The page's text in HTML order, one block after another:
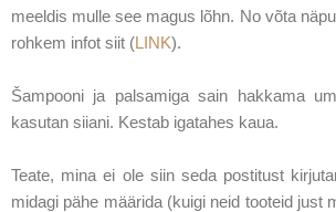
meeldis mulle see magus lõhn. No võta
rohkem infot siit (LINK).
Šampooni ja palsamiga sain hakkama
kasutan siiani. Kestab igatahes kaua.
Teate, mina ei ole siin seda postitust
midagi pähe määrida (kuigi neid tooteid just